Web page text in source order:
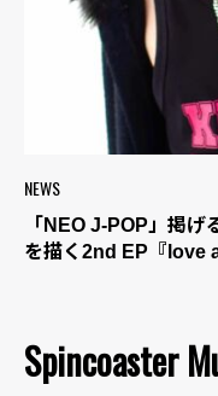
NEWS
「NEO J-POP」掲
を描く2nd EP『love
Spincoaster